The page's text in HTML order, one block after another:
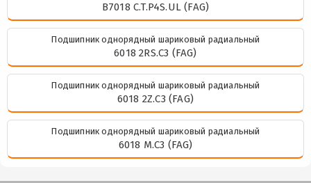
B7018 C.T.P4S.UL (FAG)
Подшипник однорядный шариковый радиальный
6018 2RS.C3 (FAG)
Подшипник однорядный шариковый радиальный
6018 2Z.C3 (FAG)
Подшипник однорядный шариковый радиальный
6018 M.C3 (FAG)